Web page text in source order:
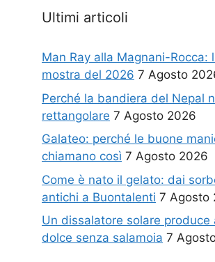
Ultimi articoli
Man Ray alla Magnani-Rocca:
mostra del 2026 7 Agosto
Perché la bandiera del Nepal
rettangolare 7 Agosto 2026
Galateo: perché le buone
chiamano così 7 Agosto 2026
Come è nato il gelato: dai
antichi a Buontalenti 7 Agosto
Un dissalatore solare produce
dolce senza salamoia 7